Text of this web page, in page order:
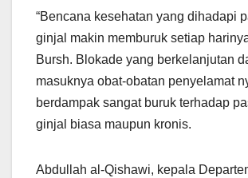
“Bencana kesehatan yang dihadapi
ginjal makin memburuk setiap
Bursh. Blokade yang berkelanjutan
masuknya obat-obatan penyelamat
berdampak sangat buruk terhadap
ginjal biasa maupun kronis.
Abdullah al-Qishawi, kepala